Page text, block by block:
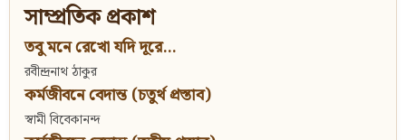
সাম্প্রতিক প্রকাশ
তবু মনে রেখো যদি দূরে...
রবীন্দ্রনাথ ঠাকুর
কর্মজীবনে বেদান্ত (চতুর্থ প্রস্তাব)
স্বামী বিবেকানন্দ